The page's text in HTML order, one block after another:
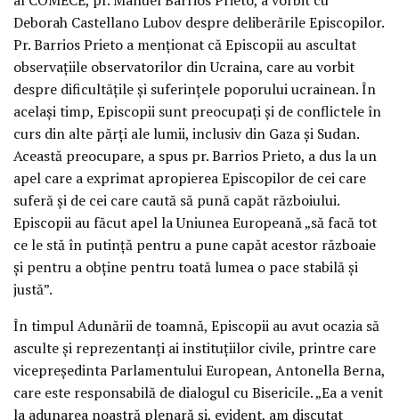
Deborah Castellano Lubov despre deliberările Episcopilor.
Pr. Barrios Prieto a menționat că Episcopii au ascultat
observațiile observatorilor din Ucraina, care au vorbit
despre dificultățile și suferințele poporului ucrainean. În
același timp, Episcopii sunt preocupați și de conflictele în
curs din alte părți ale lumii, inclusiv din Gaza și Sudan.
Această preocupare, a spus pr. Barrios Prieto, a dus la un
apel care a exprimat apropierea Episcopilor de cei care
suferă și de cei care caută să pună capăt războiului.
Episcopii au făcut apel la Uniunea Europeană „să facă tot
ce le stă în putință pentru a pune capăt acestor războaie
și pentru a obține pentru toată lumea o pace stabilă și
justă”.
În timpul Adunării de toamnă, Episcopii au avut ocazia să
asculte și reprezentanți ai instituțiilor civile, printre care
vicepreședinta Parlamentului European, Antonella Berna,
care este responsabilă de dialogul cu Bisericile. „Ea a venit
la adunarea noastră plenară și, evident, am discutat